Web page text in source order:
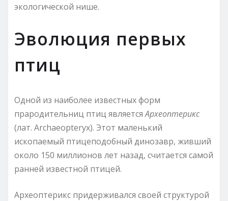
экологической нише.
Эволюция первых
птиц
Одной из наиболее известных форм
прародительниц птиц являетсяАрхеоптерикс
(лат. Archaeopteryx). Этот маленький
ископаемый птицеподобный динозавр, живший
около 150 миллионов лет назад, считается самой
ранней известной птицей.
Археоптерикс придерживался своей структурой